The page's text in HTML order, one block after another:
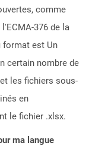
comme
376 de la
format est Un
certain nombre de
les fichiers sous-
en
le fichier .xlsx.
ma langue